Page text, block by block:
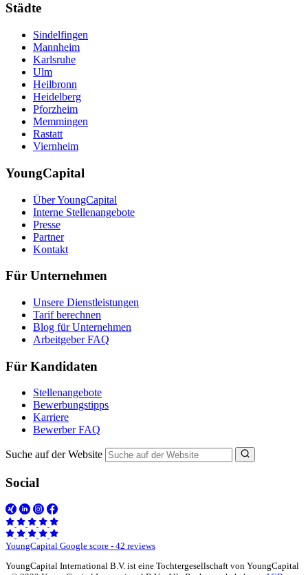
Städte
Sindelfingen
Mannheim
Karlsruhe
Ulm
Heilbronn
Heidelberg
Pforzheim
Memmingen
Rastatt
Viernheim
YoungCapital
Über YoungCapital
Interne Stellenangebote
Presse
Partner
Kontakt
Für Unternehmen
Unsere Dienstleistungen
Tarif berechnen
Blog für Unternehmen
Arbeitgeber FAQ
Für Kandidaten
Stellenangebote
Bewerbungstipps
Karriere
Bewerber FAQ
Suche auf der Website
Social
YoungCapital Google score - 42 reviews
YoungCapital International B.V. ist eine Tochtergesellschaft von YoungCapital